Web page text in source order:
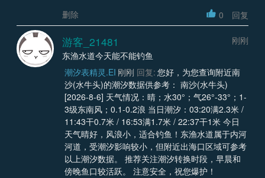
删除
0 回复
游客_21481
刚刚
东渔水道今天能不能钓鱼
潮汐表精灵.EI 刚刚 回复: 您好，为您查询附近南
沙(水牛头)的潮汐数据供参考： 南沙(水牛头)
[2026-8-6] 天气情况：晴；水30°；气26°-33°；1-
3级东南风；0.1-0.2浪 当日潮汐：03:20满2.3米 /
11:43干0.7米 / 16:53满1.7米 / 22:37干1米 今日
天气晴好，风浪小，适合钓鱼！东渔水道属于内河
河道，受潮汐影响较小，但附近出海口区域可参考
以上潮汐数据。 推荐关注潮汐转换时段，早晨和
傍晚鱼口较活跃。 注意安全，祝您爆护！